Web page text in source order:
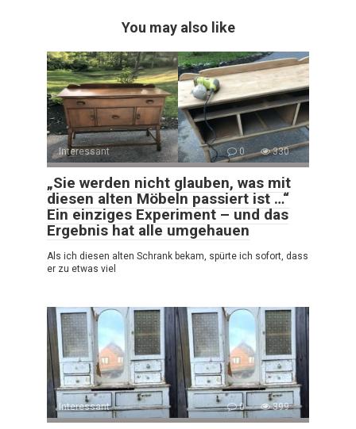
You may also like
Interessant 0 330
„Sie werden nicht glauben, was mit
diesen alten Möbeln passiert ist …“
Ein einziges Experiment – und das
Ergebnis hat alle umgehauen
Als ich diesen alten Schrank bekam, spürte ich sofort, dass
er zu etwas viel
Interessant 0 399